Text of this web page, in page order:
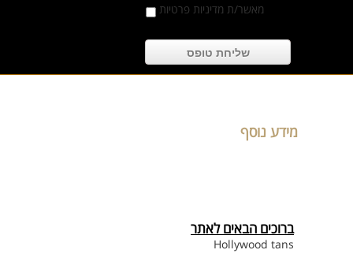
מאשר/ת מדיניות פרטיות
מידע נוסף
ברוכים הבאים לאתר
Hollywood tans